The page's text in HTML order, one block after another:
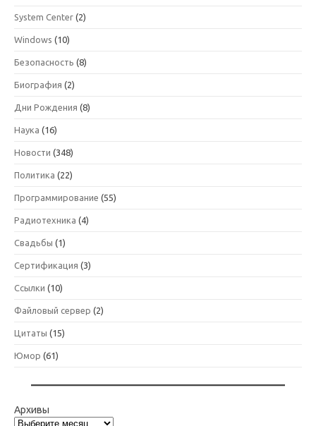
System Center (2)
Windows (10)
Безопасность (8)
Биография (2)
Дни Рождения (8)
Наука (16)
Новости (348)
Политика (22)
Программирование (55)
Радиотехника (4)
Свадьбы (1)
Сертификация (3)
Ссылки (10)
Файловый сервер (2)
Цитаты (15)
Юмор (61)
Архивы